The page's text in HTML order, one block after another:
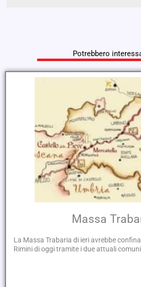
Potrebbero
Massa
La Massa Trabaria di ieri avrebbe
Rimini di oggi tramite i due attuali